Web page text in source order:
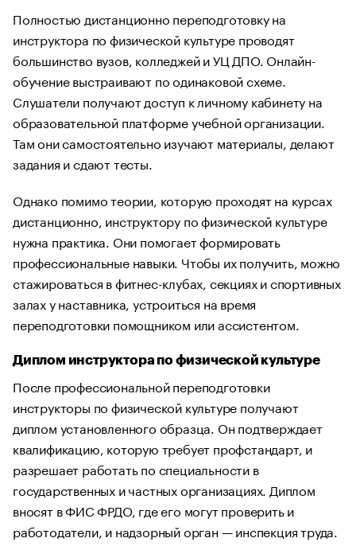
Полностью дистанционно переподготовку на
инструктора по физической культуре проводят
большинство вузов, колледжей и УЦ ДПО. Онлайн-
обучение выстраивают по одинаковой схеме.
Слушатели получают доступ к личному кабинету на
образовательной платформе учебной организации.
Там они самостоятельно изучают материалы, делают
задания и сдают тесты.
Однако помимо теории, которую проходят на курсах
дистанционно, инструктору по физической культуре
нужна практика. Они помогает формировать
профессиональные навыки. Чтобы их получить, можно
стажироваться в фитнес-клубах, секциях и спортивных
залах у наставника, устроиться на время
переподготовки помощником или ассистентом.
Диплом инструктора по физической культуре
После профессиональной переподготовки
инструкторы по физической культуре получают
диплом установленного образца. Он подтверждает
квалификацию, которую требует профстандарт, и
разрешает работать по специальности в
государственных и частных организациях. Диплом
вносят в ФИС ФРДО, где его могут проверить и
работодатели, и надзорный орган — инспекция труда.